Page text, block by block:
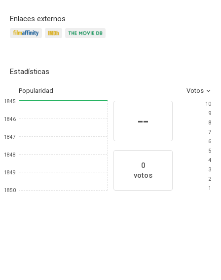
Enlaces externos
Estadísticas
Popularidad Votos
1845
1846
1847
1848
1849
1850
--
0
votos
10
9
8
7
6
5
4
3
2
1